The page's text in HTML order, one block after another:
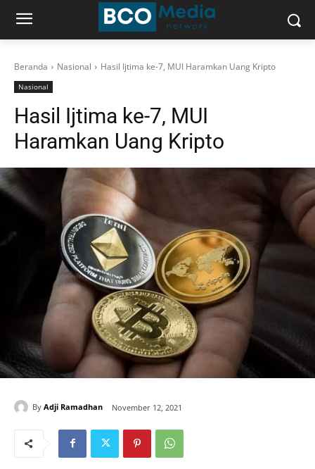
Beranda Nasional Hasil Ijtima ke-7, MUI Haramkan Uang Kripto
Nasional
Hasil Ijtima ke-7, MUI
Haramkan Uang Kripto
By Adji Ramadhan November 12, 2021